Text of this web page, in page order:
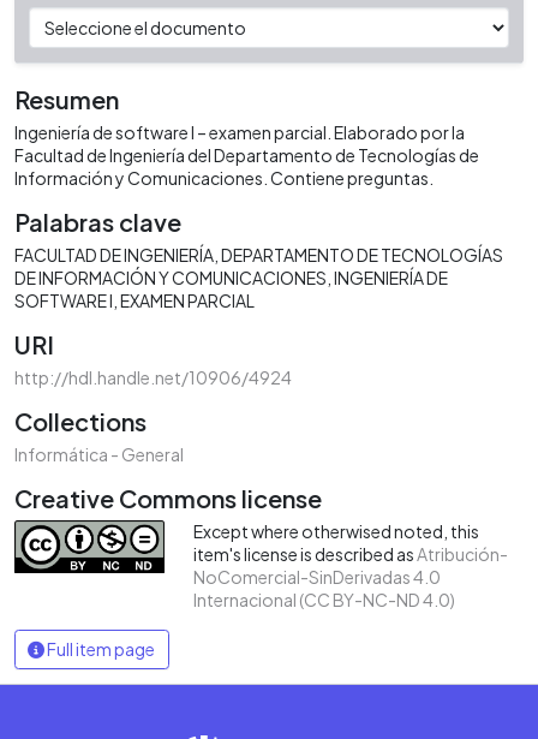
Resumen
Ingeniería de software I – examen parcial. Elaborado por la
Facultad de Ingeniería del Departamento de Tecnologías de
Información y Comunicaciones. Contiene preguntas.
Palabras clave
FACULTAD DE INGENIERÍA DEPARTAMENTO DE TECNOLOGÍAS
DE INFORMACIÓN Y COMUNICACIONES INGENIERÍA DE
SOFTWARE I EXAMEN PARCIAL
URI
http://hdl.handle.net/10906/4924
Collections
Informática - General
Creative Commons license
Except where otherwised noted, this
item's license is described asAtribución-
NoComercial-SinDerivadas 4.0
Internacional (CC BY-NC-ND 4.0)
Full item page